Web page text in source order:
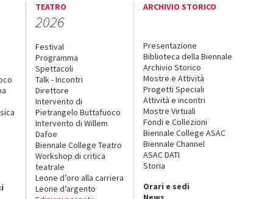
TEATRO
2026
Festival
Programma
Spettacoli
Talk - Incontri
Direttore
Intervento di
Pietrangelo Buttafuoco
Intervento di Willem
Dafoe
Biennale College Teatro
Workshop di critica
teatrale
Leone d’oro alla carriera
Leone d’argento
ARCHIVIO STORICO
Presentazione
Biblioteca della Biennale
Archivio Storico
Mostre e Attività
Progetti Speciali
Attività e incontri
Mostre Virtuali
Fondi e Collezioni
Biennale College ASAC
Biennale Channel
ASAC DATI
Storia
Orari e sedi